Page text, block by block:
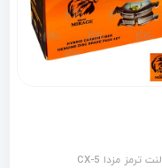
لنت ترمز مزدا CX-5